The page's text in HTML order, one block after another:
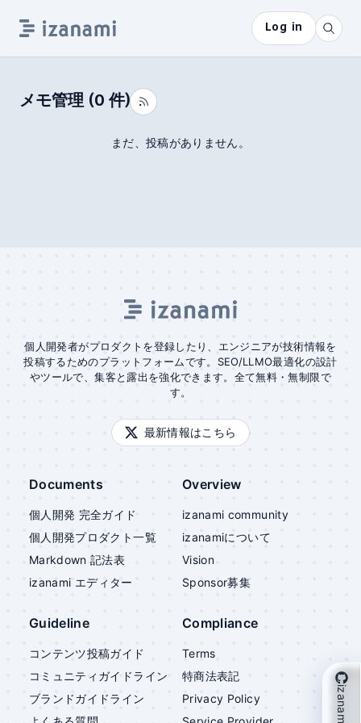
Log in
メモ管理(0 件)
まだ、投稿がありません。
個人開発者がプロダクトを登録したり、エンジニアが技術情報を
投稿するためのプラットフォームです。SEO/LLMO最適化の設計
やツールで、集客と露出を強化できます。全て無料・無制限で
す。
最新情報はこちら
Documents
個人開発 完全ガイド
個人開発プロダクト一覧
Markdown 記法表
izanami エディター
Overview
izanami community
izanamiについて
Vision
Sponsor募集
Guideline
コンテンツ投稿ガイド
コミュニティガイドライン
ブランドガイドライン
Compliance
Terms
特商法表記
Privacy Policy